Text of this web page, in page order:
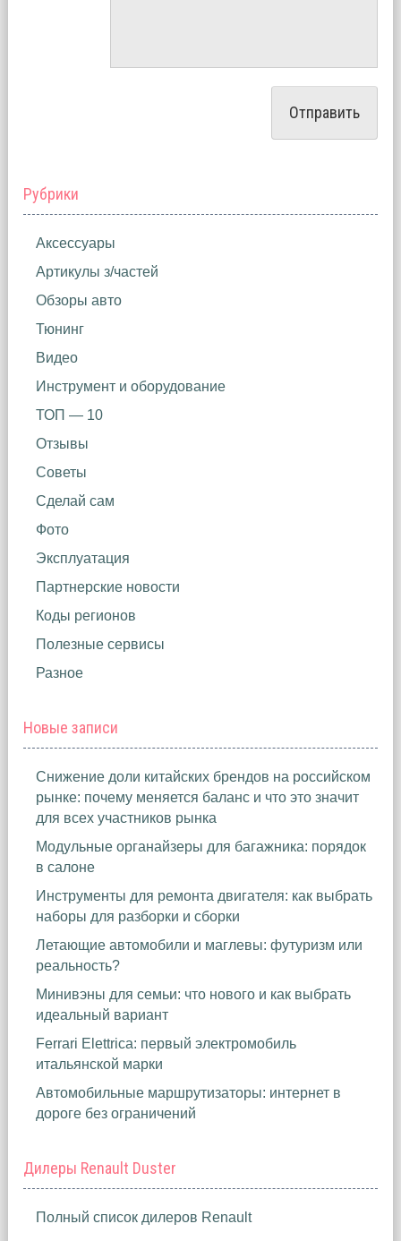
Рубрики
Аксессуары
Артикулы з/частей
Обзоры авто
Тюнинг
Видео
Инструмент и оборудование
ТОП — 10
Отзывы
Советы
Сделай сам
Фото
Эксплуатация
Партнерские новости
Коды регионов
Полезные сервисы
Разное
Новые записи
Снижение доли китайских брендов на российском
рынке: почему меняется баланс и что это значит
для всех участников рынка
Модульные органайзеры для багажника: порядок
в салоне
Инструменты для ремонта двигателя: как выбрать
наборы для разборки и сборки
Летающие автомобили и маглевы: футуризм или
реальность?
Минивэны для семьи: что нового и как выбрать
идеальный вариант
Ferrari Elettrica: первый электромобиль
итальянской марки
Автомобильные маршрутизаторы: интернет в
дороге без ограничений
Дилеры Renault Duster
Полный список дилеров Renault